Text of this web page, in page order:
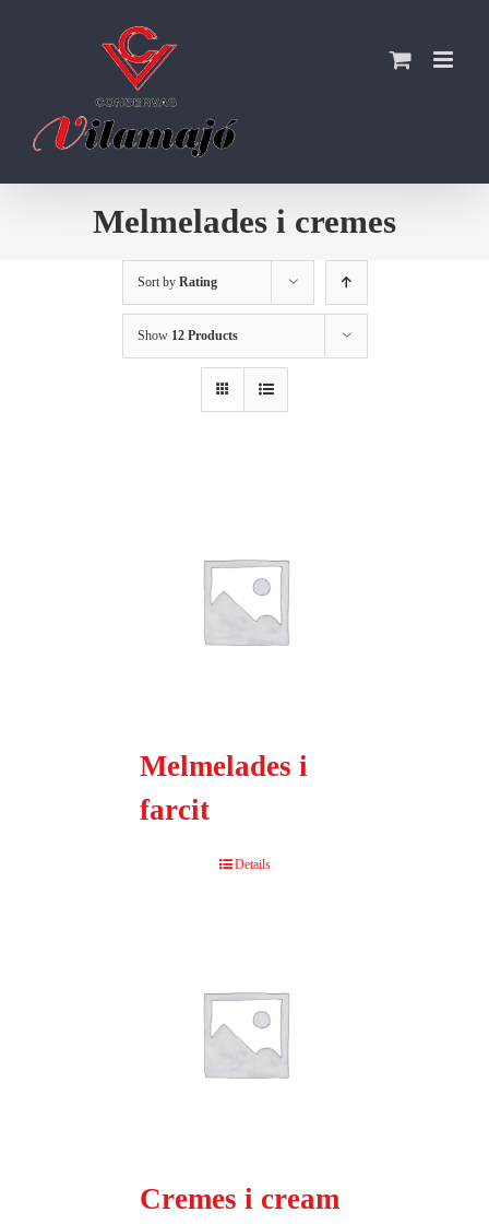
Melmelades i cremes
Sort by Rating
Show 12 Products
Melmelades i
farcit
Details
Cremes i cream